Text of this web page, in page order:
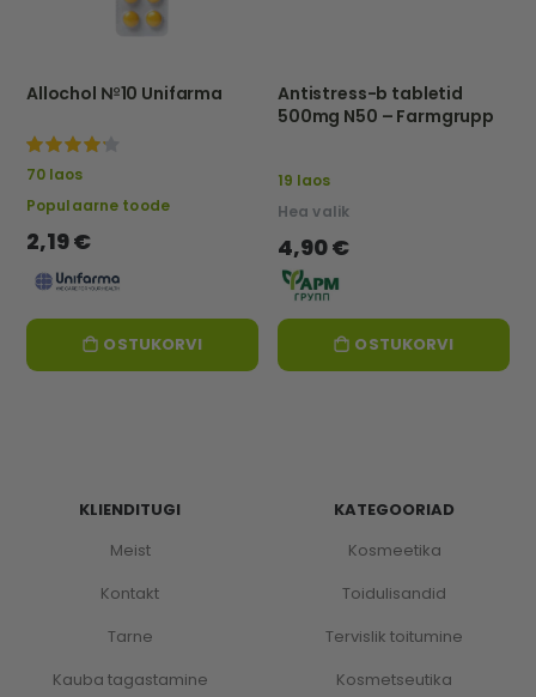
Allochol №10 Unifarma
100%
70 laos
Populaarne toode
2,19 €
OSTUKORVI
Antistress-b tabletid
500mg N50 – Farmgrupp
19 laos
Hea valik
4,90 €
OSTUKORVI
KLIENDITUGI
Meist
Kontakt
Tarne
Kauba tagastamine
KATEGOORIAD
Kosmeetika
Toidulisandid
Tervislik toitumine
Kosmetseutika